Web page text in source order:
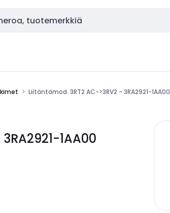
Liitäntämod. 3RT2 AC->3RV2 - 3RA2921-1AA00
1AA00